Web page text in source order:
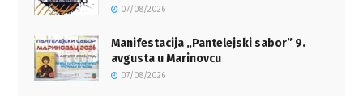
07/08/2026
Manifestacija „Pantelejski sabor” 9.
avgusta u Marinovcu
07/08/2026